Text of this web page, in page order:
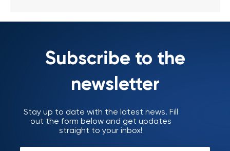
Subscribe to the
newsletter
Stay up to date with the latest news. Fill
out the form below and get updates
straight to your inbox!